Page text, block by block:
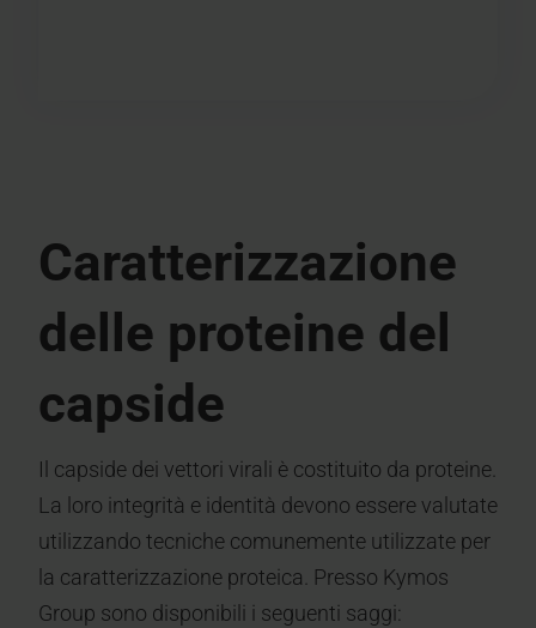
Caratterizzazione
delle proteine del
capside
Il capside dei vettori virali è costituito da proteine.
La loro integrità e identità devono essere valutate
utilizzando tecniche comunemente utilizzate per
la caratterizzazione proteica. Presso Kymos
Group sono disponibili i seguenti saggi: